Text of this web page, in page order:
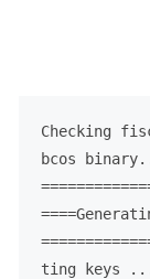
Checking
bcos
ting keys